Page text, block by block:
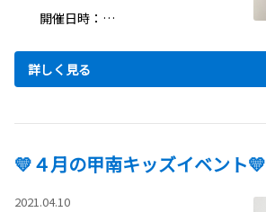
開催日時：…
詳しく見る
💛４月の甲南キッズイベント💛
2021.04.10